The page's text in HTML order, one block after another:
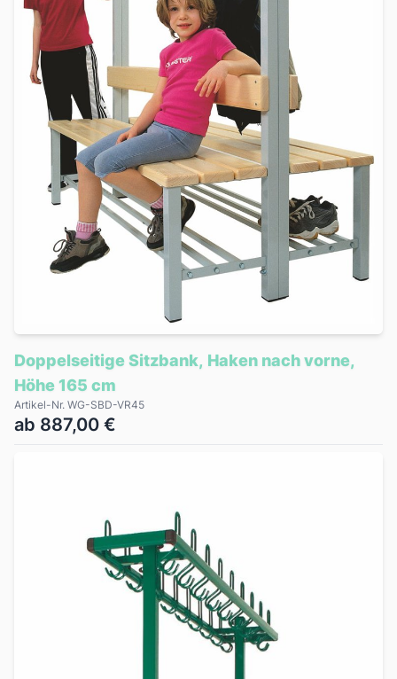
Doppelseitige Sitzbank, Haken nach vorne,
Höhe 165 cm
Artikel-Nr. WG-SBD-VR45
ab 887,00 €